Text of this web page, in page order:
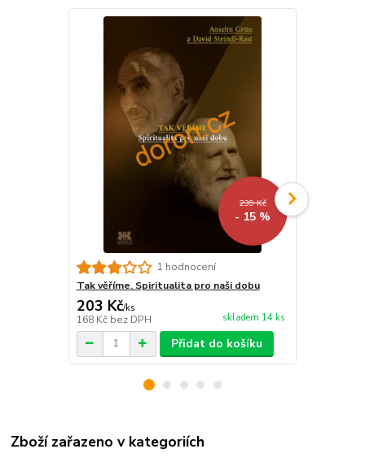
239 Kč
- 15 %
1 hodnocení
Tak věříme. Spiritualita pro naši dobu
203 Kč/ks
168 Kč bez DPH skladem 14 ks
Přidat do košíku
Zboží zařazeno v kategoriích